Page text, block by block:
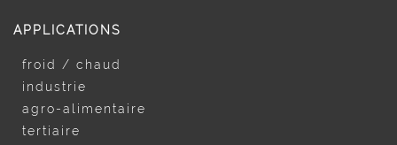
APPLICATIONS
froid / chaud
industrie
agro-alimentaire
tertiaire